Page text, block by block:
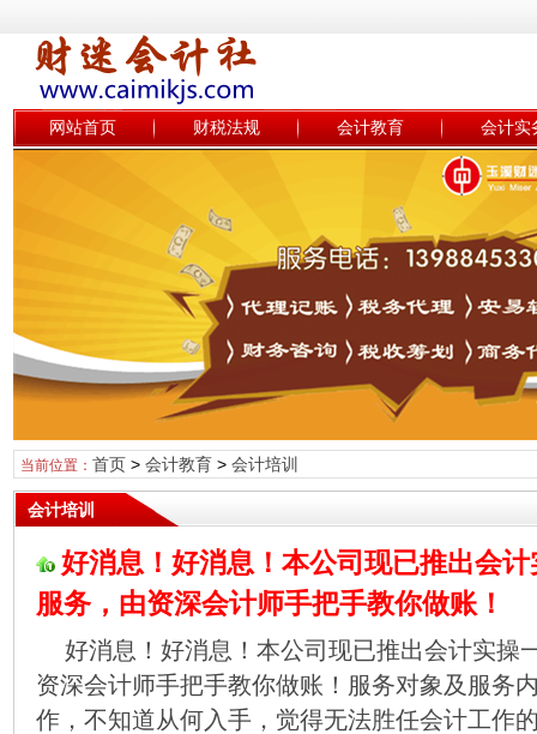
网站首页 财税法规 会计教育 会计实
当前位置： 首页> 会计教育> 会计培训
会计培训
好消息！好消息！本公司现已推出会
服务，由资深会计师手把手教你做账！
好消息！好消息！本公司现已推出会计实操
资深会计师手把手教你做账！服务对象及服务
作，不知道从何入手，觉得无法胜任会计工作